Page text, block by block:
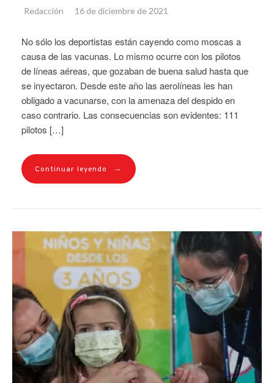
Redacción 16 de diciembre de 2021
No sólo los deportistas están cayendo como moscas a
causa de las vacunas. Lo mismo ocurre con los pilotos
de líneas aéreas, que gozaban de buena salud hasta que
se inyectaron. Desde este año las aerolíneas les han
obligado a vacunarse, con la amenaza del despido en
caso contrario. Las consecuencias son evidentes: 111
pilotos […]
Continuar leyendo →